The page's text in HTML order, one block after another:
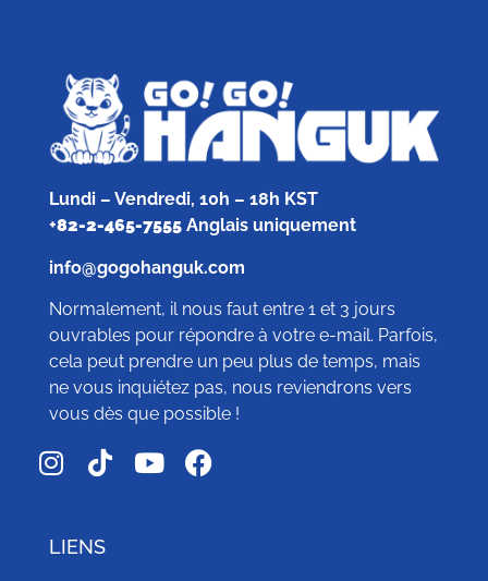
Lundi – Vendredi, 10h – 18h KST
+82-2-465-7555Anglais uniquement
info@gogohanguk.com
Normalement, il nous faut entre 1 et 3 jours
ouvrables pour répondre à votre e-mail. Parfois,
cela peut prendre un peu plus de temps, mais
ne vous inquiétez pas, nous reviendrons vers
vous dès que possible !
LIENS